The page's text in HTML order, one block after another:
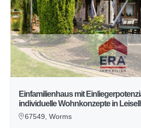
Einfamilienhaus mit
individuelle Wohnkonzepte in
67549, Worms